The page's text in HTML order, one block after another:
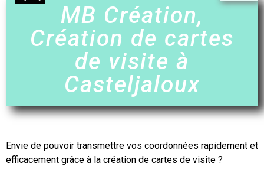
MB Création,
Création de cartes
de visite à
Casteljaloux
Envie de pouvoir transmettre vos coordonnées rapidement et
efficacement grâce à la création de cartes de visite ?